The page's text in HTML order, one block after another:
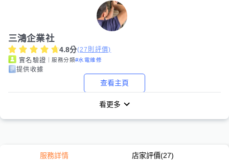
三鴻企業社
4.8分(27 則評價)
實名驗證 ｜服務分類#水電維修
提供收據
查看主頁
看更多
服務詳情 店家評價(27)